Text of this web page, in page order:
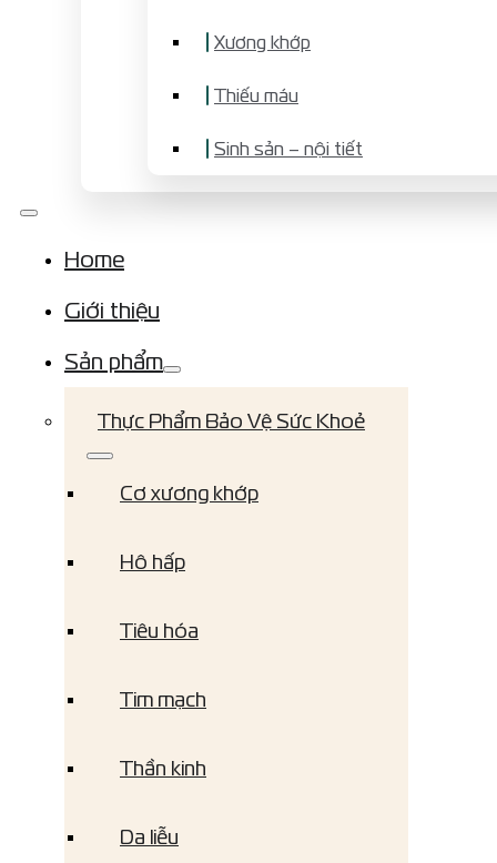
Xương khớp
Thiếu máu
Sinh sản – nội tiết
Home
Giới thiệu
Sản phẩm
Thực Phẩm Bảo Vệ Sức Khoẻ
Cơ xương khớp
Hô hấp
Tiêu hóa
Tim mạch
Thần kinh
Da liễu